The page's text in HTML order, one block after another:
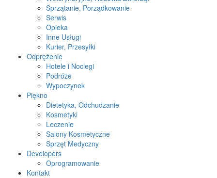
Sprzątanie, Porządkowanie
Serwis
Opieka
Inne Usługi
Kurier, Przesyłki
Odprężenie
Hotele i Noclegi
Podróże
Wypoczynek
Piękno
Dietetyka, Odchudzanie
Kosmetyki
Leczenie
Salony Kosmetyczne
Sprzęt Medyczny
Developers
Oprogramowanie
Kontakt